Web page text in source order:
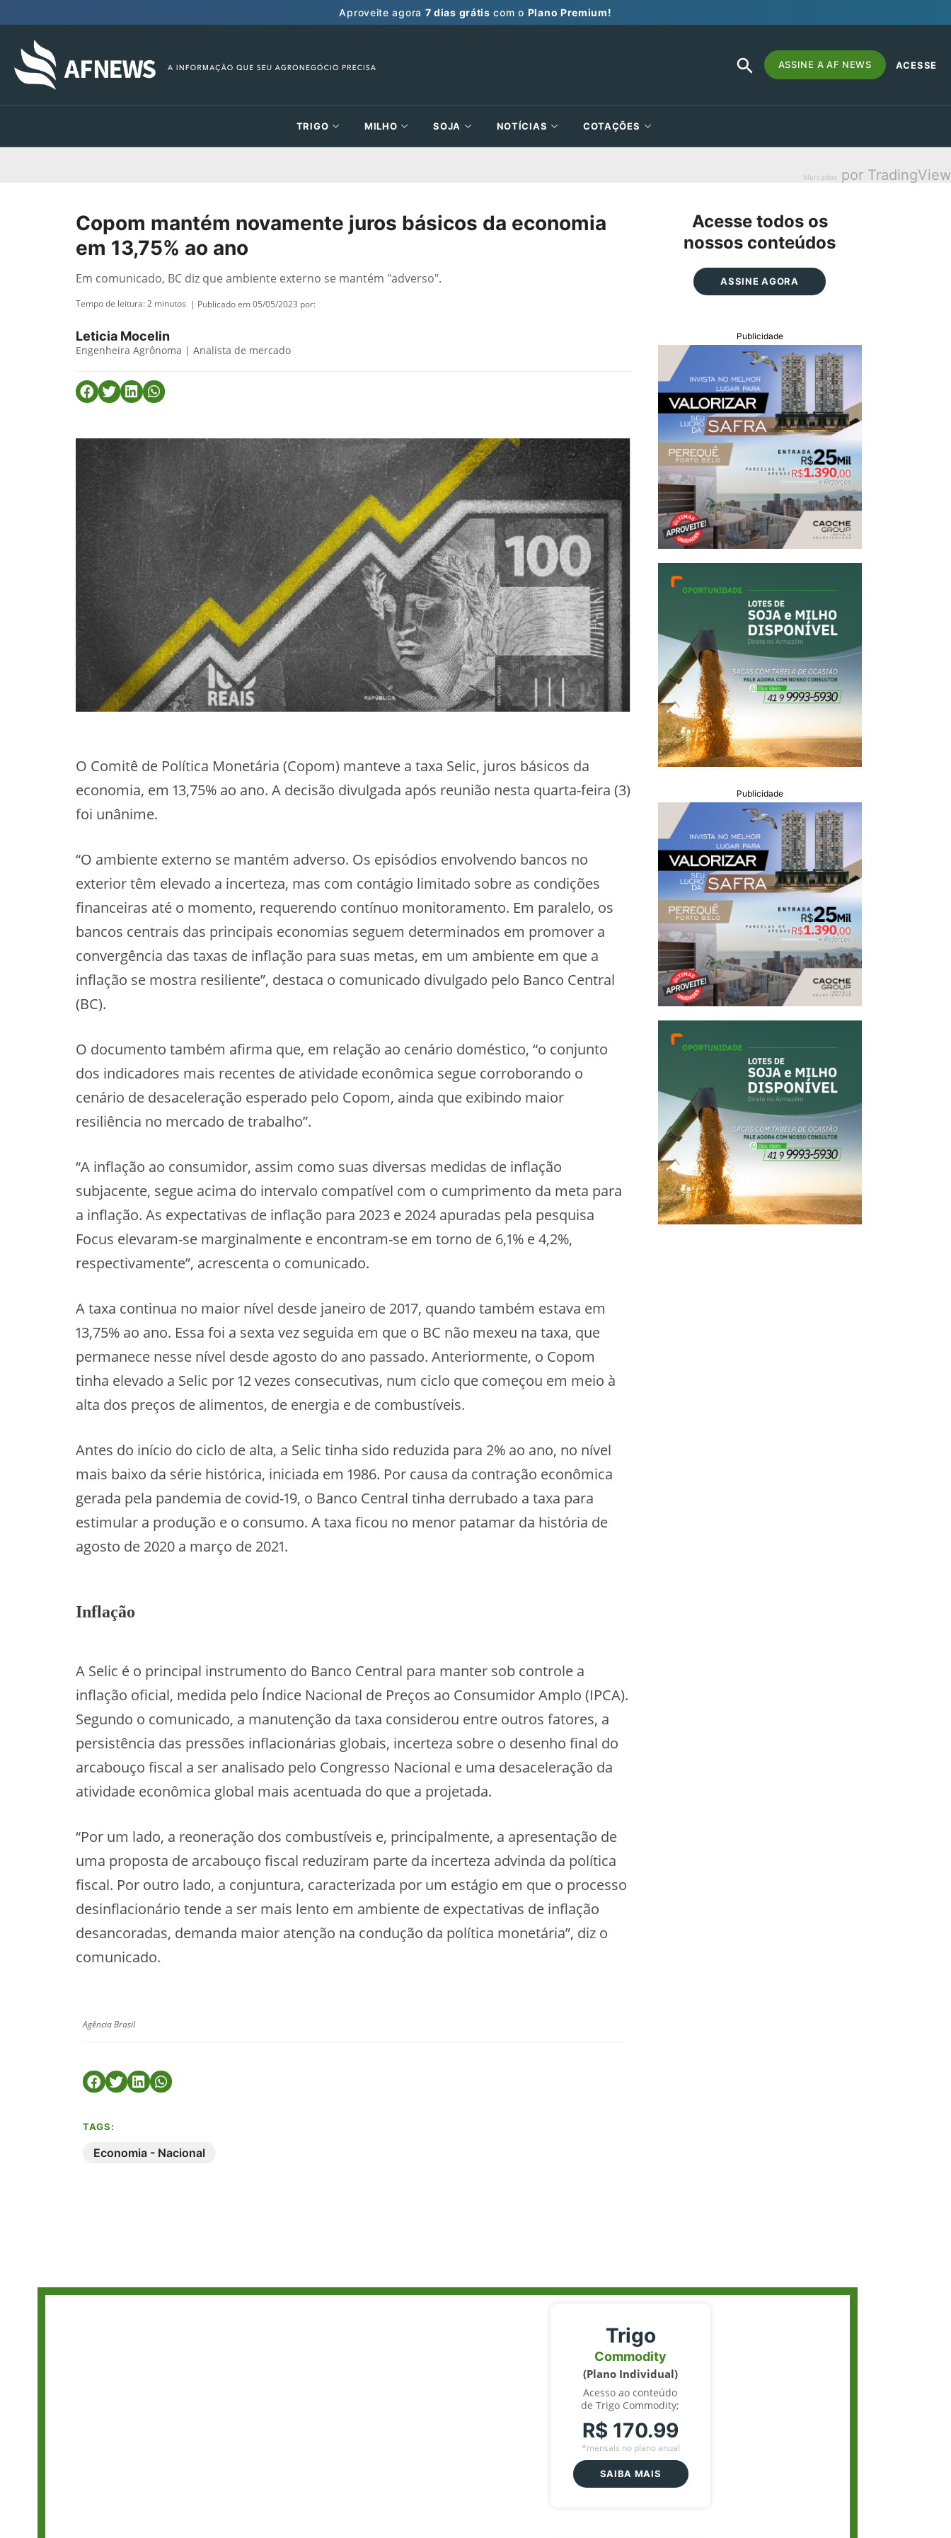
Aproveite agora 7 dias grátis com o Plano Premium!
Search
for:
SEARCH
BUTTON
ASSINE A AF NEWS ACESSE
TRIGO MILHO SOJA NOTÍCIAS COTAÇÕES
Mercados por TradingView
Copom mantém novamente juros básicos da economia
em 13,75% ao ano
Em comunicado, BC diz que ambiente externo se mantém "adverso".
Tempo de leitura:2 minutos | Publicado em 05/05/2023 por:
Leticia Mocelin
Engenheira Agrônoma | Analista de mercado
O Comitê de Política Monetária (Copom) manteve a taxa Selic, juros básicos da
economia, em 13,75% ao ano. A decisão divulgada após reunião nesta quarta-feira (3)
foi unânime.
“O ambiente externo se mantém adverso. Os episódios envolvendo bancos no
exterior têm elevado a incerteza, mas com contágio limitado sobre as condições
financeiras até o momento, requerendo contínuo monitoramento. Em paralelo, os
bancos centrais das principais economias seguem determinados em promover a
convergência das taxas de inflação para suas metas, em um ambiente em que a
inflação se mostra resiliente”, destaca o comunicado divulgado pelo Banco Central
(BC).
O documento também afirma que, em relação ao cenário doméstico, “o conjunto
dos indicadores mais recentes de atividade econômica segue corroborando o
cenário de desaceleração esperado pelo Copom, ainda que exibindo maior
resiliência no mercado de trabalho”.
“A inflação ao consumidor, assim como suas diversas medidas de inflação
subjacente, segue acima do intervalo compatível com o cumprimento da meta para
a inflação. As expectativas de inflação para 2023 e 2024 apuradas pela pesquisa
Focus elevaram-se marginalmente e encontram-se em torno de 6,1% e 4,2%,
respectivamente”, acrescenta o comunicado.
A taxa continua no maior nível desde janeiro de 2017, quando também estava em
13,75% ao ano. Essa foi a sexta vez seguida em que o BC não mexeu na taxa, que
permanece nesse nível desde agosto do ano passado. Anteriormente, o Copom
tinha elevado a Selic por 12 vezes consecutivas, num ciclo que começou em meio à
alta dos preços de alimentos, de energia e de combustíveis.
Antes do início do ciclo de alta, a Selic tinha sido reduzida para 2% ao ano, no nível
mais baixo da série histórica, iniciada em 1986. Por causa da contração econômica
gerada pela pandemia de covid-19, o Banco Central tinha derrubado a taxa para
estimular a produção e o consumo. A taxa ficou no menor patamar da história de
agosto de 2020 a março de 2021.
Inflação
A Selic é o principal instrumento do Banco Central para manter sob controle a
inflação oficial, medida pelo Índice Nacional de Preços ao Consumidor Amplo (IPCA).
Segundo o comunicado, a manutenção da taxa considerou entre outros fatores, a
persistência das pressões inflacionárias globais, incerteza sobre o desenho final do
arcabouço fiscal a ser analisado pelo Congresso Nacional e uma desaceleração da
atividade econômica global mais acentuada do que a projetada.
“Por um lado, a reoneração dos combustíveis e, principalmente, a apresentação de
uma proposta de arcabouço fiscal reduziram parte da incerteza advinda da política
fiscal. Por outro lado, a conjuntura, caracterizada por um estágio em que o processo
desinflacionário tende a ser mais lento em ambiente de expectativas de inflação
desancoradas, demanda maior atenção na condução da política monetária”, diz o
comunicado.
Agência Brasil
TAGS:
Economia - Nacional
Acesse todos os
nossos conteúdos
ASSINE AGORA
Publicidade
Publicidade
Trigo
Commodity
(Plano Individual)
Acesso ao conteúdo
de Trigo Commodity;
R$ 170.99
*mensais no plano anual
SAIBA MAIS